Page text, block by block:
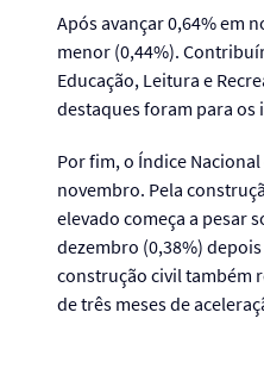
Após avançar 0,64% em
menor (0,44%).
Educação, Leitura e
destaques foram para os
Por fim, o Índice
novembro. Pela
elevado começa a pesar
dezembro (0,38%)
construção civil também
de três meses de